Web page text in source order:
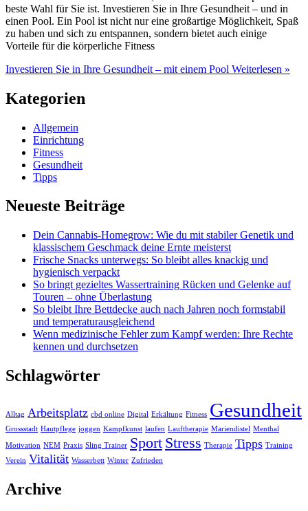
beste Wahl für Sie ist. Investieren Sie in Ihre Gesundheit – und in
einen Pool. Ein Pool ist nicht nur eine großartige Möglichkeit, Spaß
zu haben und sich zu entspannen, sondern bietet auch einige
Vorteile für die körperliche Fitness
Investieren Sie in Ihre Gesundheit – mit einem Pool Weiterlesen »
Kategorien
Allgemein
Einrichtung
Fitness
Gesundheit
Tipps
Neueste Beiträge
Dein Cannabis-Homegrow: Wie du mit stabiler Genetik und
klassischem Geschmack deine Ernte meisterst
Frische Snacks unterwegs: So bleibt alles knackig und
hygienisch verpackt
So bringt gezieltes Wassertraining Rücken und Gelenke auf
Touren – ohne Überlastung
So bleibt Ihre Bettdecke auch nach Jahren noch formstabil
und temperaturausgleichend
Wenn medizinische Fehler zum Kampf werden: Ihre Rechte
kennen und durchsetzen
Schlagwörter
Alltag Arbeitsplatz cbd online Digital Erkältung Fitness Gesundheit
Grossstadt Hautpflege joggen Kampfkunst laufen Lauftherapie Mariendistel Menthal
Motivation NEM Praxis Sling Trainer Sport Stress Therapie Tipps Training
Verein Vitalität Wasserbett Winter Zufrieden
Archive